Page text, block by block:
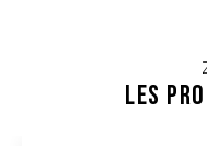
Les